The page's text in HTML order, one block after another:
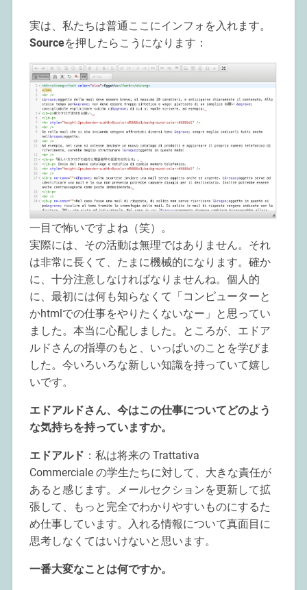
実は、私たちは普通ここにインフォを入れます。
Sourceを押したらこうになります：
一目で怖いですよね（笑）。
実際には、その活動は無理ではありません。それ
は非常に長くて、たまに機械的になります。確か
に、十分注意しなければなりませんね。個人的
に、最初には何も知らなくて「コンピューターと
かhtmlでの仕事をやりたくないなー」と思ってい
ました。本当に心配しました。ところが、エドア
ルドさんの指導のもと、いっぱいのことを学びま
した。今いろいろな新しい知識を持っていて嬉し
いです。
エドアルドさん、今はこの仕事についてどのよう
な気持ちを持っていますか。
エドアルド ：私は将来の Trattativa
Commerciale の学生たちに対して、大きな責任が
あると感じます。メールセクションを更新して拡
張して、もっと完全でわかりやすいものにするた
め仕事しています。入れる情報について真面目に
思考しなくてはいけないと思います。
一番大変なことは何ですか。